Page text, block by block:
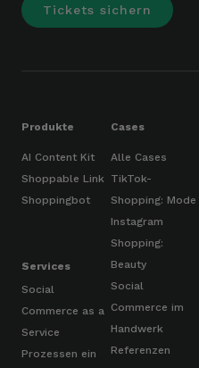
Tickets sichern
Produkte
AI Content Kit
Shoppable Link
Shoppingbot
Services
Social
Commerce as a
Service
Prozessen ein
Cases
Alle Cases
TikTok-
Shopping: Mode
Instagram
Shopping:
Beauty
Social
Commerce im
Handwerk
Referenzen